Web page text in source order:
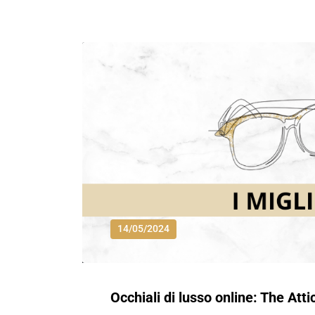
14/05/2024
Occhiali di lusso online: The